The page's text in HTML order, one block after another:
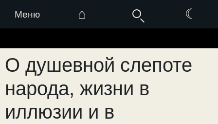
Меню ⌂ ☾
к
содержимому
О душевной слепоте
народа, жизни в
иллюзии и в